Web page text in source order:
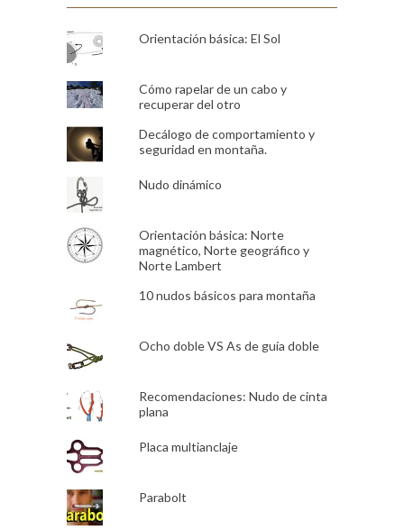
Orientación básica: El Sol
Cómo rapelar de un cabo y
recuperar del otro
Decálogo de comportamiento y
seguridad en montaña.
Nudo dinámico
Orientación básica: Norte
magnético, Norte geográfico y
Norte Lambert
10 nudos básicos para montaña
Ocho doble VS As de guía doble
Recomendaciones: Nudo de cinta
plana
Placa multianclaje
Parabolt